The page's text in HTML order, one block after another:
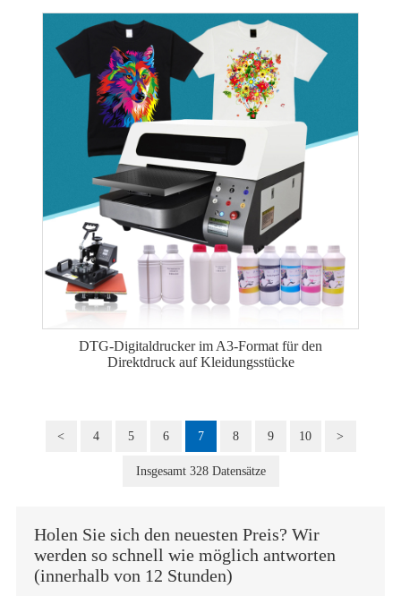
DTG-Digitaldrucker im A3-Format für den
Direktdruck auf Kleidungsstücke
< 4 5 6 7 8 9 10 >
Insgesamt 328 Datensätze
Holen Sie sich den neuesten Preis? Wir
werden so schnell wie möglich antworten
(innerhalb von 12 Stunden)